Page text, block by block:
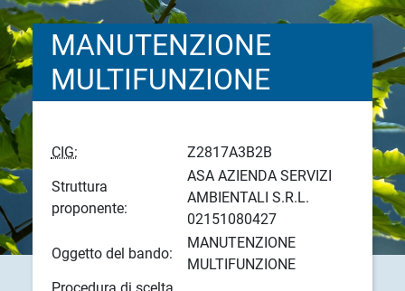
MANUTENZIONE
MULTIFUNZIONE
CIG:
Z2817A3B2B
Struttura
proponente:
ASA AZIENDA SERVIZI
AMBIENTALI S.R.L.
02151080427
Oggetto del bando:
MANUTENZIONE
MULTIFUNZIONE